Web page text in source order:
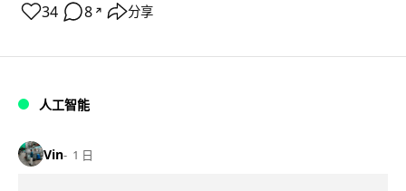
34 8 ↗ 分享
人工智能
Vin 1 日